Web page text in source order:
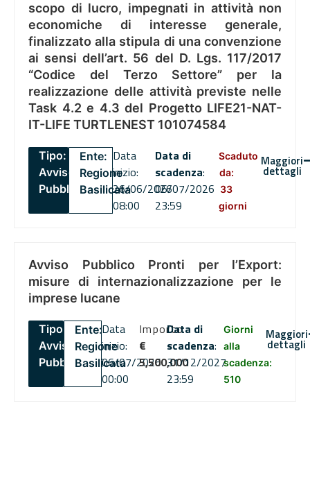
scopo di lucro, impegnati in attività non
economiche di interesse generale,
finalizzato alla stipula di una convenzione
ai sensi dell’art. 56 del D. Lgs. 117/2017
“Codice del Terzo Settore” per la
realizzazione delle attività previste nelle
Task 4.2 e 4.3 del Progetto LIFE21-NAT-
IT-LIFE TURTLENEST 101074584
Tipo:
Avviso
Pubblico
Ente:
Regione
Basilicata
Data
inizio:
26/06/2026
08:00
Data di
scadenza:
06/07/2026
23:59
Scaduto
da:
33
giorni
Maggiori
dettagli
Avviso Pubblico Pronti per l’Export:
misure di internazionalizzazione per le
imprese lucane
Tipo:
Avviso
Pubblico
Ente:
Regione
Basilicata
Data
inizio:
06/07/2026
00:00
Importo
€
5,500,000
Data di
scadenza:
31/12/2027
23:59
Giorni
alla
scadenza:
510
Maggiori
dettagli